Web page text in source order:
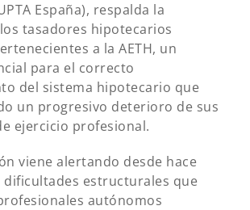
España), respalda la
tasadores hipotecarios
a la AETH, un
para el correcto
del sistema hipotecario que
un progresivo deterioro de sus
ejercicio profesional.
viene alertando desde hace
dificultades estructurales que
autónomos